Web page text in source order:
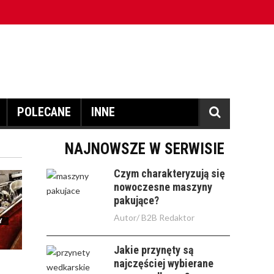
POLECANE INNE
NAJNOWSZE W SERWISIE
Czym charakteryzują się
nowoczesne maszyny
pakujące?
Autor/ B2B Redaktor
Jakie przynęty są
najczęściej wybierane